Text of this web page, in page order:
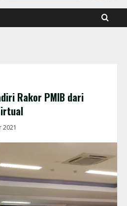
Rakor PMIB dari
2021